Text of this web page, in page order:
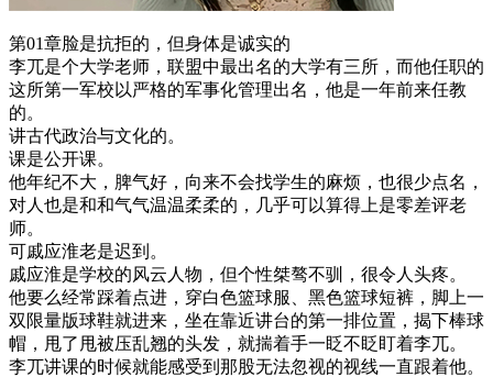
第01章脸是抗拒的，但身体是诚实的
李兀是个大学老师，联盟中最出名的大学有三所，而他任职的
这所第一军校以严格的军事化管理出名，他是一年前来任教
的。
讲古代政治与文化的。
课是公开课。
他年纪不大，脾气好，向来不会找学生的麻烦，也很少点名，
对人也是和和气气温温柔柔的，几乎可以算得上是零差评老
师。
可戚应淮老是迟到。
戚应淮是学校的风云人物，但个性桀骜不驯，很令人头疼。
他要么经常踩着点进，穿白色篮球服、黑色篮球短裤，脚上一
双限量版球鞋就进来，坐在靠近讲台的第一排位置，揭下棒球
帽，甩了甩被压乱翘的头发，就揣着手一眨不眨盯着李兀。
李兀讲课的时候就能感受到那股无法忽视的视线一直跟着他。